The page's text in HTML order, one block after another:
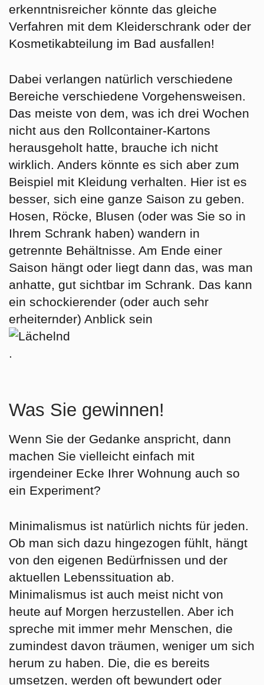
erkenntnisreicher könnte das gleiche
Verfahren mit dem Kleiderschrank oder der
Kosmetikabteilung im Bad ausfallen!
Dabei verlangen natürlich verschiedene
Bereiche verschiedene Vorgehensweisen.
Das meiste von dem, was ich drei Wochen
nicht aus den Rollcontainer-Kartons
herausgeholt hatte, brauche ich nicht
wirklich. Anders könnte es sich aber zum
Beispiel mit Kleidung verhalten. Hier ist es
besser, sich eine ganze Saison zu geben.
Hosen, Röcke, Blusen (oder was Sie so in
Ihrem Schrank haben) wandern in
getrennte Behältnisse. Am Ende einer
Saison hängt oder liegt dann das, was man
anhatte, gut sichtbar im Schrank. Das kann
ein schockierender (oder auch sehr
erheiternder) Anblick sein
.
Was Sie gewinnen!
Wenn Sie der Gedanke anspricht, dann
machen Sie vielleicht einfach mit
irgendeiner Ecke Ihrer Wohnung auch so
ein Experiment?
Minimalismus ist natürlich nichts für jeden.
Ob man sich dazu hingezogen fühlt, hängt
von den eigenen Bedürfnissen und der
aktuellen Lebenssituation ab.
Minimalismus ist auch meist nicht von
heute auf Morgen herzustellen. Aber ich
spreche mit immer mehr Menschen, die
zumindest davon träumen, weniger um sich
herum zu haben. Die, die es bereits
umsetzen, werden oft bewundert oder